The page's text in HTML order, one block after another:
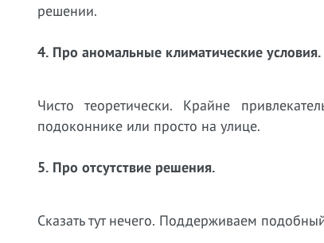
решении.
4. Про аномальные климатические условия.
Чисто теоретически. Крайне
подоконнике или просто на улице.
5. Про отсутствие решения.
Сказать тут нечего. Поддерживаем